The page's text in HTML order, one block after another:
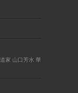
家 山口芳水 華